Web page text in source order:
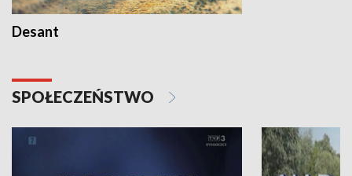
Desant
SPOŁECZEŃSTWO